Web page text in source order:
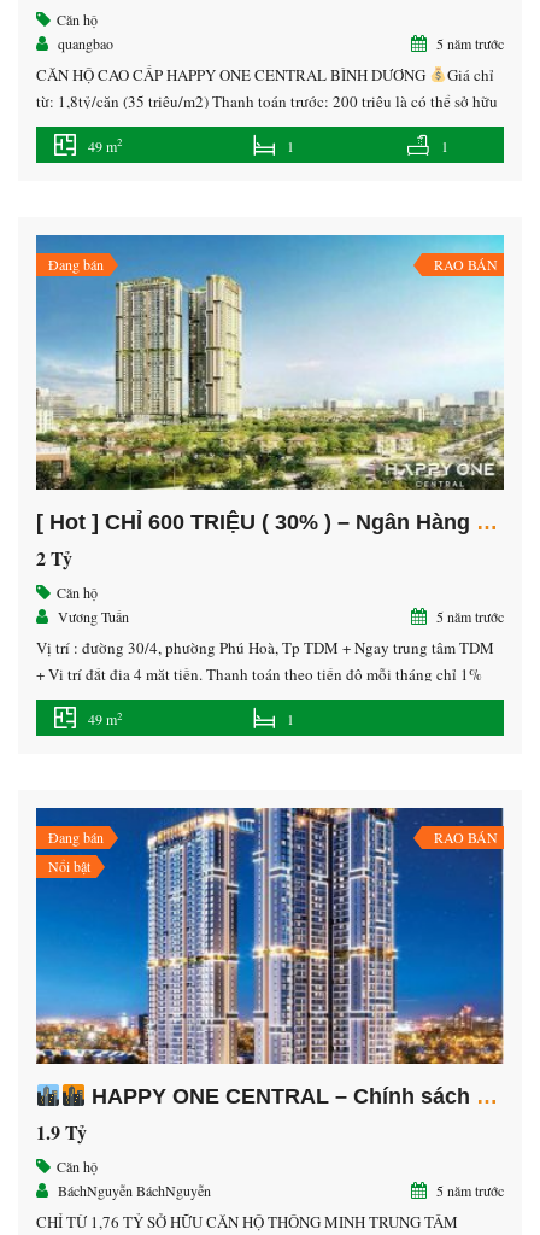
Căn hộ
quangbao
5 năm trước
CĂN HỘ CAO CẤP HAPPY ONE CENTRAL BÌNH DƯƠNG
Giá chỉ
từ: 1,8tỷ/căn (35 triệu/m2) Thanh toán trước: 200 triệu là có thể sở hữu
ngay căn hộ cao cấp tại trung tâm TP. Thủ Dầu Một, Bình Dương.
Nhận Booking: 50 triệu/căn để ưu tiên chọn vị trí đẹp
Vị trí: Kế […]
49 m2 1 1
Đang bán RAO BÁN
[ Hot ] CHỈ 600 TRIỆU ( 30% ) – Ngân Hàng Hỗ Trợ 70% – Lãi Xuất 0% Tới 3 năm
2 Tỷ
Căn hộ
Vương Tuấn
5 năm trước
Vị trí : đường 30/4, phường Phú Hoà, Tp TDM + Ngay trung tâm TDM
+ Vị trí đắt địa 4 mặt tiền. Thanh toán theo tiến độ mỗi tháng chỉ 1%
cho đến khi nhận nhà. Hotline 0707.28.38.38 Phòng KD Các loại căn
hộ : Diện tích từ : 1PN (49m2) – 2Pn (68m2) […]
49 m2 1
Đang bán
Nổi bật
RAO BÁN
HAPPY ONE CENTRAL – Chính sách VÀNG dễ dàng SỞ HỮU
1.9 Tỷ
Căn hộ
BáchNguyễn BáchNguyễn
5 năm trước
CHỈ TỪ 1,76 TỶ SỞ HỮU CĂN HỘ THÔNG MINH TRUNG TÂM